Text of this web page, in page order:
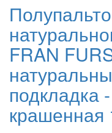
FRAN
подкладка
крашенная